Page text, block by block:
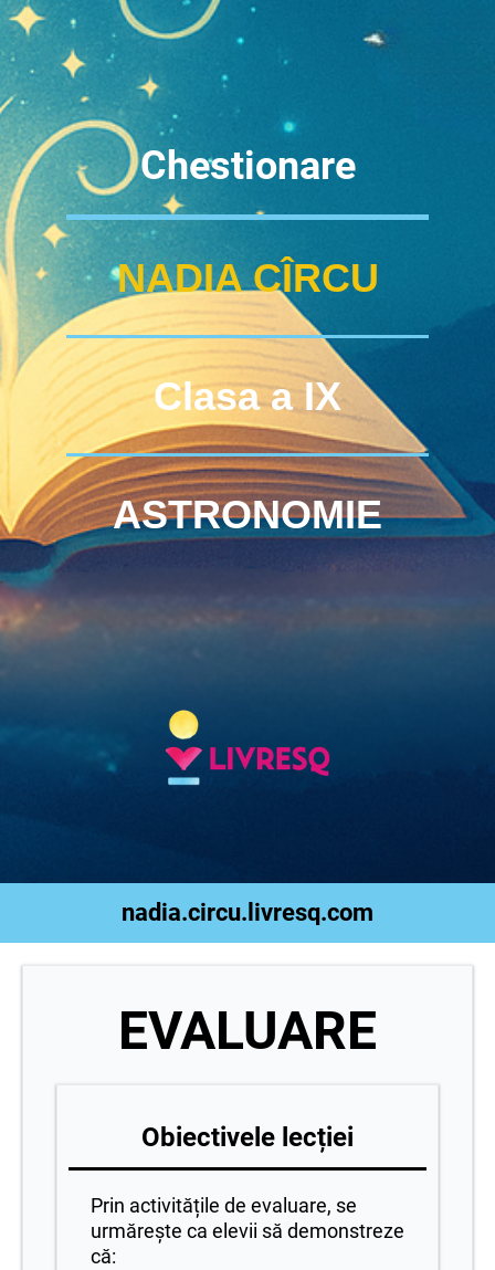
Chestionare
NADIA CÎRCU
Clasa a IX
ASTRONOMIE
nadia.circu.livresq.com
EVALUARE
Obiectivele lecției
Prin activitățile de evaluare, se
urmărește ca elevii să demonstreze
că: